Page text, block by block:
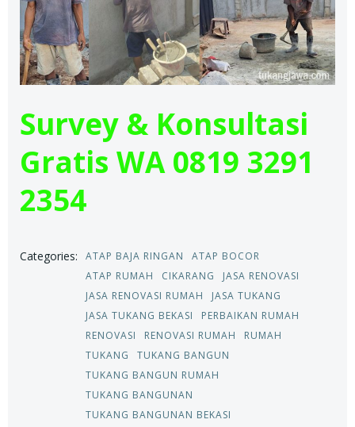
Survey & Konsultasi
Gratis WA 0819 3291
2354
Categories: ATAP BAJA RINGAN
ATAP BOCOR
ATAP RUMAH
CIKARANG
JASA RENOVASI
JASA RENOVASI RUMAH
JASA TUKANG
JASA TUKANG BEKASI
PERBAIKAN RUMAH
RENOVASI
RENOVASI RUMAH
RUMAH
TUKANG
TUKANG BANGUN
TUKANG BANGUN RUMAH
TUKANG BANGUNAN
TUKANG BANGUNAN BEKASI